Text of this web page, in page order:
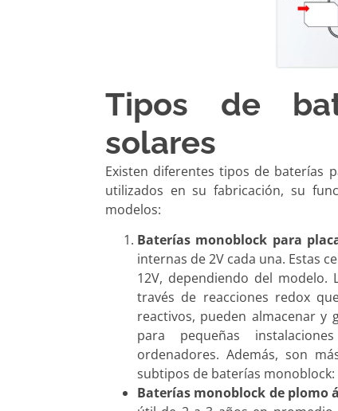
Tipos de
solares
Existen diferentes tipos de baterías
utilizados en su fabricación, su
modelos:
Baterías monoblock para
internas de 2V cada una. Estas
12V, dependiendo del
través de reacciones redox
reactivos, pueden almacenar y
para pequeñas
ordenadores. Además, son
subtipos de baterías monoblock:
Baterías monoblock de plomo